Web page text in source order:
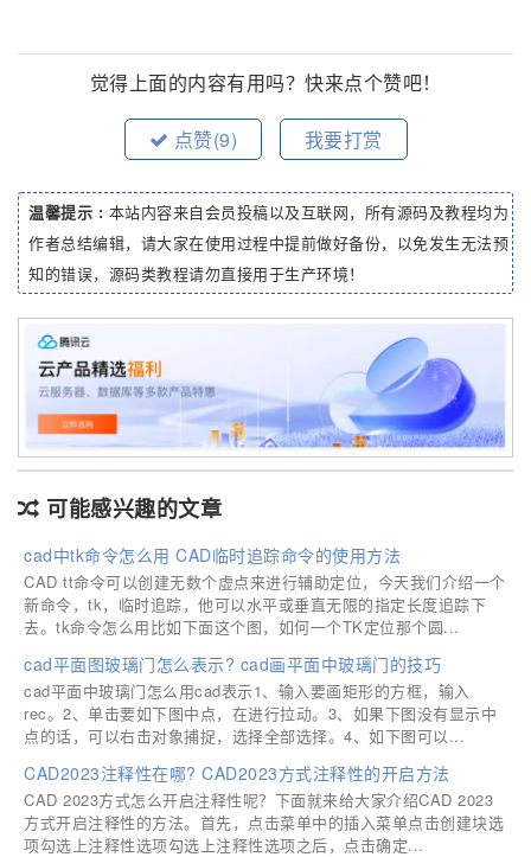
觉得上面的内容有用吗？快来点个赞吧！
点赞(9) 我要打赏
温馨提示 : 本站内容来自会员投稿以及互联网，所有源码及教程均为
作者总结编辑，请大家在使用过程中提前做好备份，以免发生无法预
知的错误，源码类教程请勿直接用于生产环境！
可能感兴趣的文章
cad中tk命令怎么用 CAD临时追踪命令的使用方法
CAD tt命令可以创建无数个虚点来进行辅助定位，今天我们介绍一个
新命令，tk，临时追踪，他可以水平或垂直无限的指定长度追踪下
去。tk命令怎么用比如下面这个图，如何一个TK定位那个圆...
cad平面图玻璃门怎么表示? cad画平面中玻璃门的技巧
cad平面中玻璃门怎么用cad表示1、输入要画矩形的方框，输入
rec。2、单击要如下图中点，在进行拉动。3、如果下图没有显示中
点的话，可以右击对象捕捉，选择全部选择。4、如下图可以...
CAD2023注释性在哪? CAD2023方式注释性的开启方法
CAD 2023方式怎么开启注释性呢？下面就来给大家介绍CAD 2023
方式开启注释性的方法。首先，点击菜单中的插入菜单点击创建块选
项勾选上注释性选项勾选上注释性选项之后，点击确定...